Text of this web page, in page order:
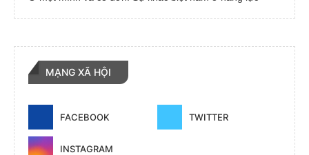
MẠNG XÃ HỘI
FACEBOOK TWITTER
INSTAGRAM